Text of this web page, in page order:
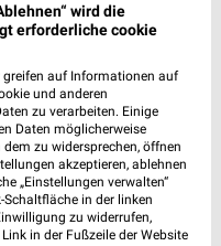
neuen Prospekten
planen
SPAREN!
wird die
erforderliche cookie
greifen auf Informationen auf
und anderen
zu verarbeiten. Einige
Daten möglicherweise
zu widersprechen, öffnen
akzeptieren, ablehnen
„Einstellungen verwalten“
in der linken
zu widerrufen,
in der Fußzeile der Website